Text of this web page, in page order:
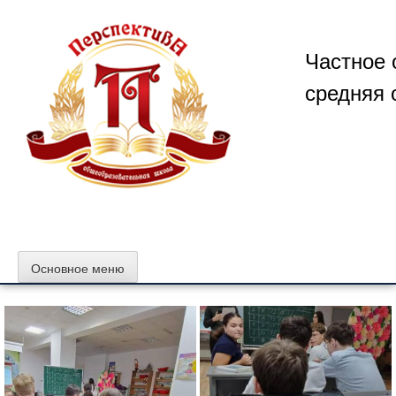
содержимому
Частное
средняя
Основное меню